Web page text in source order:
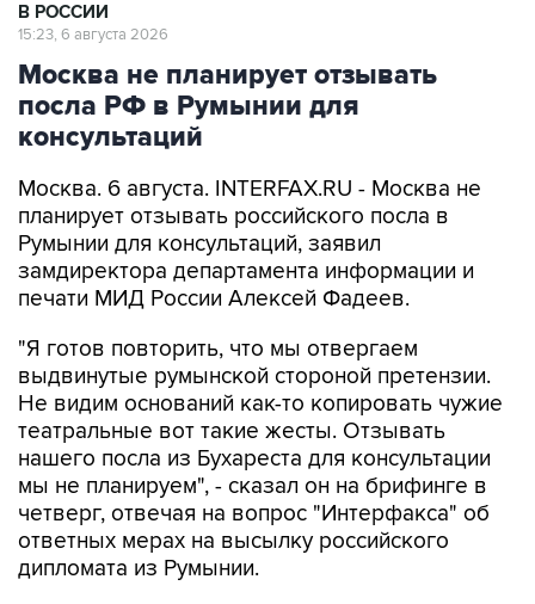
В РОССИИ
15:23, 6 августа 2026
Москва не планирует отзывать
посла РФ в Румынии для
консультаций
Москва. 6 августа. INTERFAX.RU - Москва не
планирует отзывать российского посла в
Румынии для консультаций, заявил
замдиректора департамента информации и
печати МИД России Алексей Фадеев.
"Я готов повторить, что мы отвергаем
выдвинутые румынской стороной претензии.
Не видим оснований как-то копировать чужие
театральные вот такие жесты. Отзывать
нашего посла из Бухареста для консультации
мы не планируем", - сказал он на брифинге в
четверг, отвечая на вопрос "Интерфакса" об
ответных мерах на высылку российского
дипломата из Румынии.